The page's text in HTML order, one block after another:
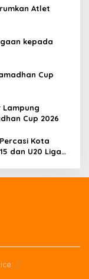
Atlet
kepada
Cup
Lampung
Cup 2026
Kota
dan U20 Liga